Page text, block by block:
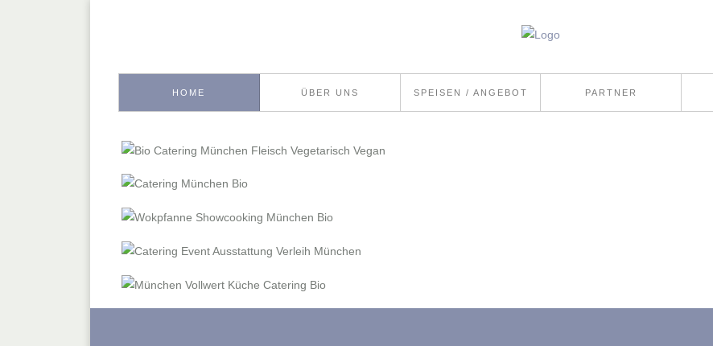
HOME ÜBER UNS SPEISEN / ANGEBOT PARTNER